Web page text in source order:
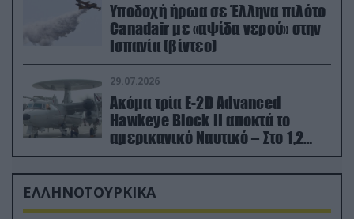
Υποδοχή ήρωα σε Έλληνα πιλότο
Canadair με «αψίδα νερού» στην
Ισπανία (βίντεο)
29.07.2026
Ακόμα τρία E-2D Advanced
Hawkeye Block II αποκτά το
αμερικανικό Ναυτικό – Στο 1,2
δισ.δολάρια το κόστος
ΕΛΛΗΝΟΤΟΥΡΚΙΚΑ